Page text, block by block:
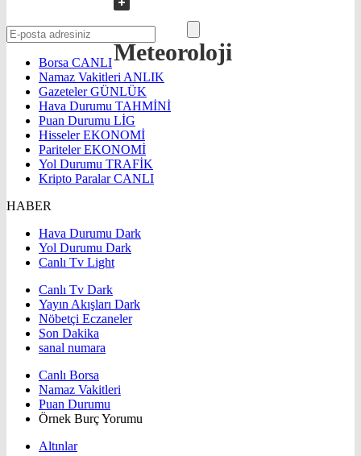
Meteoroloji
Borsa CANLI
Namaz Vakitleri ANLIK
GazetelerGÜNLÜK
Hava Durumu TAHMİNİ
Puan Durumu LİG
HisselerEKONOMİ
ParitelerEKONOMİ
Yol Durumu TRAFİK
Kripto ParalarCANLI
HABER
Hava Durumu Dark
Yol Durumu Dark
Canlı Tv Light
Canlı Tv Dark
Yayın Akışları Dark
Nöbetçi Eczaneler
Son Dakika
sanal numara
Canlı Borsa
Namaz Vakitleri
Puan Durumu
Örnek Burç Yorumu
Altınlar